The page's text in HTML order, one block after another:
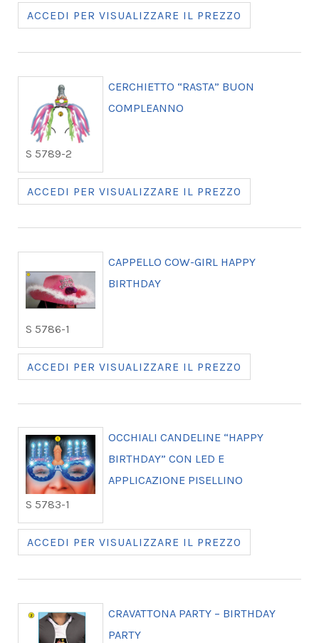
ACCEDI PER VISUALIZZARE IL PREZZO
S 5789-2
CERCHIETTO “RASTA” BUON
COMPLEANNO
ACCEDI PER VISUALIZZARE IL PREZZO
S 5786-1
CAPPELLO COW-GIRL HAPPY
BIRTHDAY
ACCEDI PER VISUALIZZARE IL PREZZO
S 5783-1
OCCHIALI CANDELINE “HAPPY
BIRTHDAY” CON LED E
APPLICAZIONE PISELLINO
ACCEDI PER VISUALIZZARE IL PREZZO
CRAVATTONA PARTY – BIRTHDAY
PARTY